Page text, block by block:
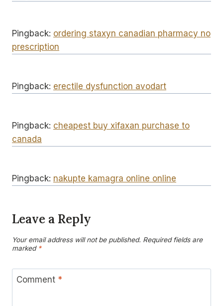
Pingback: ordering staxyn canadian pharmacy no
prescription
Pingback: erectile dysfunction avodart
Pingback: cheapest buy xifaxan purchase to
canada
Pingback: nakupte kamagra online online
Leave a Reply
Your email address will not be published. Required fields are
marked *
Comment *